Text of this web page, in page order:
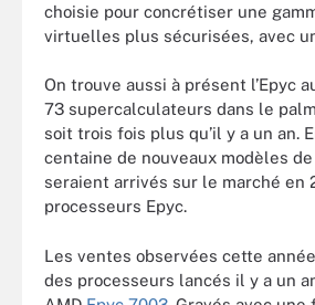
choisie pour concrétiser une
virtuelles plus sécurisées, avec
On trouve aussi à présent l’Epyc
73 supercalculateurs dans le
soit trois fois plus qu’il y a un an.
centaine de nouveaux modèles
seraient arrivés sur le marché en
processeurs Epyc.
Les ventes observées cette
des processeurs lancés il y a un